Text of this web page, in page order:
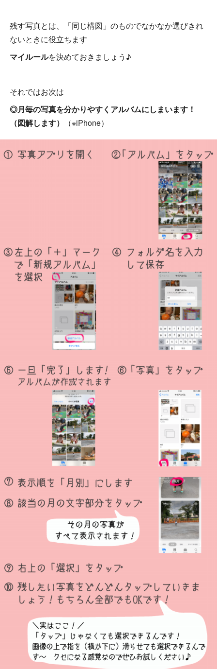
残す写真とは、「同じ構図」のものでなかなか選びきれ
ないときに役立ちます
マイルールを決めておきましょう♪
それではお次は
◎月毎の写真を分かりやすくアルバムにしまいます！
（図解します）
（※iPhone）